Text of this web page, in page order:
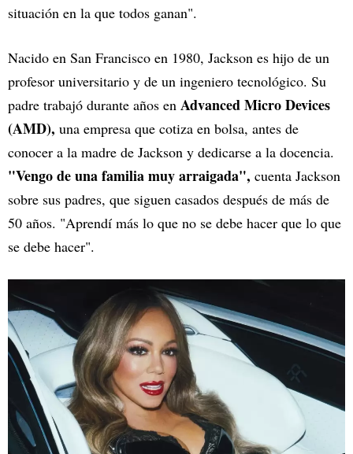
situación en la que todos ganan".
Nacido en San Francisco en 1980, Jackson es hijo de un
profesor universitario y de un ingeniero tecnológico. Su
padre trabajó durante años en Advanced Micro Devices
(AMD), una empresa que cotiza en bolsa, antes de
conocer a la madre de Jackson y dedicarse a la docencia.
"Vengo de una familia muy arraigada", cuenta Jackson
sobre sus padres, que siguen casados después de más de
50 años. "Aprendí más lo que no se debe hacer que lo que
se debe hacer".